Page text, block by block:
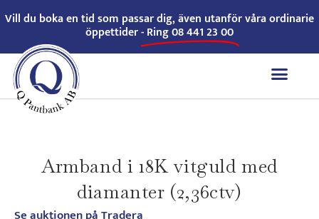
Vill du boka en tid som passar dig, även utanför våra ordinarie
öppettider -Ring 08 441 23 00
Armband i 18K vitguld med
diamanter (2,36ctv)